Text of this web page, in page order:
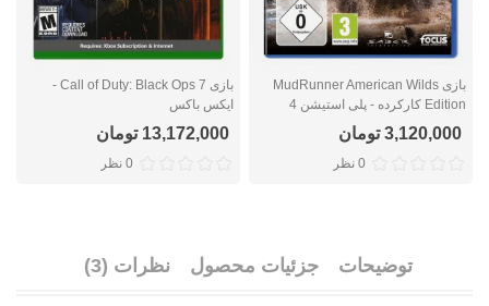
بازی MudRunner American Wilds
Edition کارکرده - پلی استیشن 4
3,120,000 تومان
0 نظر
بازی Call of Duty: Black Ops 7 -
ایکس باکس
13,172,000 تومان
0 نظر
توضیحات جزئیات محصول نظرات (3)